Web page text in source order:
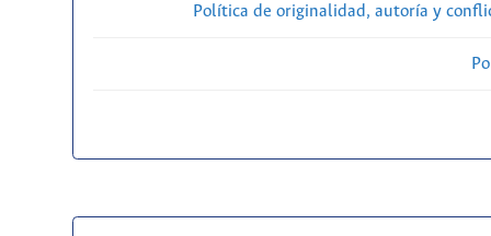
Política de originalidad, autoría y